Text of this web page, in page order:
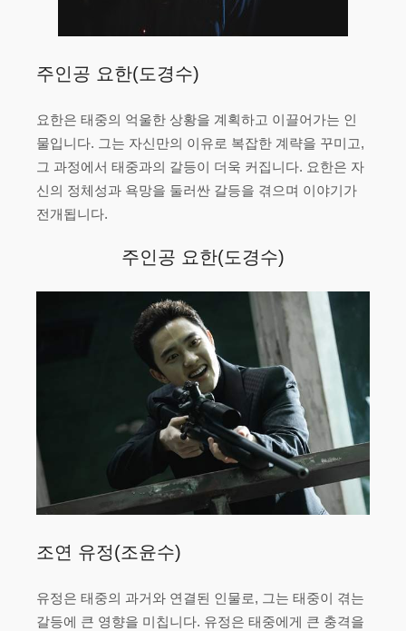
주인공 요한(도경수)
요한은 태중의 억울한 상황을 계획하고 이끌어가는 인
물입니다. 그는 자신만의 이유로 복잡한 계략을 꾸미고,
그 과정에서 태중과의 갈등이 더욱 커집니다. 요한은 자
신의 정체성과 욕망을 둘러싼 갈등을 겪으며 이야기가
전개됩니다.
주인공 요한(도경수)
조연 유정(조윤수)
유정은 태중의 과거와 연결된 인물로, 그는 태중이 겪는
갈등에 큰 영향을 미칩니다. 유정은 태중에게 큰 충격을